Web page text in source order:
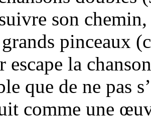
son
grands pinceaux
escape la
que de ne pas
comme une